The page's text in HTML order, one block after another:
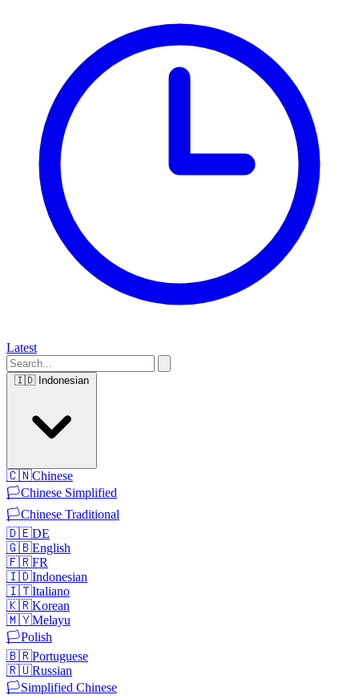
Latest
🇮🇩 Indonesian
🇨🇳Chinese
🏳️Chinese Simplified
🏳️Chinese Traditional
🇩🇪DE
🇬🇧English
🇫🇷FR
🇮🇩Indonesian
🇮🇹Italiano
🇰🇷Korean
🇲🇾Melayu
🏳️Polish
🇧🇷Portuguese
🇷🇺Russian
🏳️Simplified Chinese